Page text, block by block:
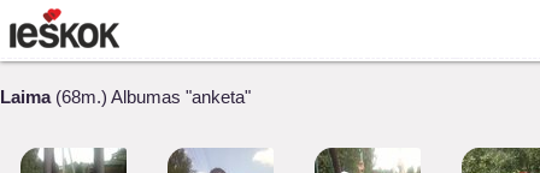
Laima(68m.) Albumas "anketa"